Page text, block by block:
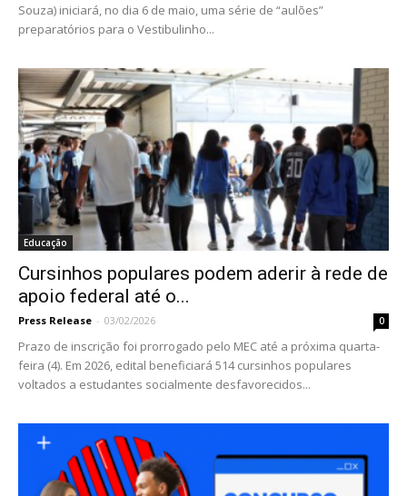
Souza) iniciará, no dia 6 de maio, uma série de “aulões”
preparatórios para o Vestibulinho...
Educação
Cursinhos populares podem aderir à rede de
apoio federal até o...
Press Release - 03/02/2026 0
Prazo de inscrição foi prorrogado pelo MEC até a próxima quarta-
feira (4). Em 2026, edital beneficiará 514 cursinhos populares
voltados a estudantes socialmente desfavorecidos...